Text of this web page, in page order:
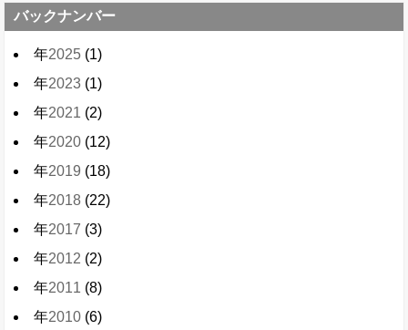
バックナンバー
年2025 (1)
年2023 (1)
年2021 (2)
年2020 (12)
年2019 (18)
年2018 (22)
年2017 (3)
年2012 (2)
年2011 (8)
年2010 (6)